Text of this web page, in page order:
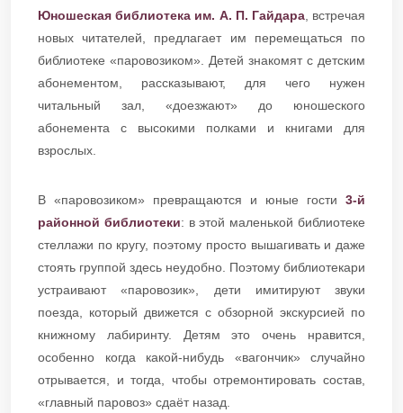
Юношеская библиотека им. А. П. Гайдара, встречая
новых читателей, предлагает им перемещаться по
библиотеке «паровозиком». Детей знакомят с детским
абонементом, рассказывают, для чего нужен
читальный зал, «доезжают» до юношеского
абонемента с высокими полками и книгами для
взрослых.
В «паровозиком» превращаются и юные гости 3-й
районной библиотеки: в этой маленькой библиотеке
стеллажи по кругу, поэтому просто вышагивать и даже
стоять группой здесь неудобно. Поэтому библиотекари
устраивают «паровозик», дети имитируют звуки
поезда, который движется с обзорной экскурсией по
книжному лабиринту. Детям это очень нравится,
особенно когда какой-нибудь «вагончик» случайно
отрывается, и тогда, чтобы отремонтировать состав,
«главный паровоз» сдаёт назад.